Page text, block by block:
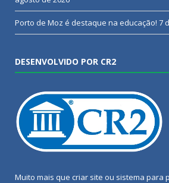
Porto de Moz é destaque na educação! 7
DESENVOLVIDO POR CR2
Muito mais que criar site ou sistema para